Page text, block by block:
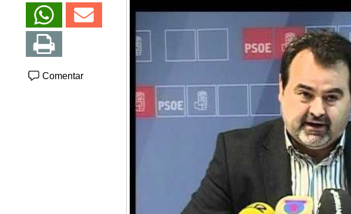
Comentar